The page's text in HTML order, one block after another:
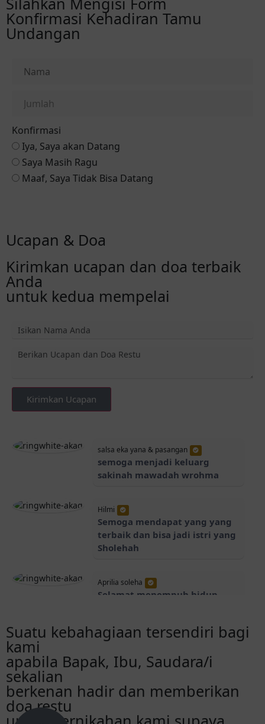
Konfirmasi Kehadiran Tamu
Undangan
Konfirmasi
Iya, Saya akan Datang
Saya Masih Ragu
Maaf, Saya Tidak Bisa Datang
Ucapan & Doa
Kirimkan ucapan dan doa terbaik
Anda
untuk kedua mempelai
Kirimkan Ucapan
salsa eka yana & pasangan
semoga menjadi keluarg
sakinah mawadah wrohma
Hilmi
Semoga mendapat yang yang
terbaik dan bisa jadi istri yang
Sholehah
Aprilia soleha
Selamat menempuh hidup
warahmah ❤️
tina afriana
selamat menempuh hidup baru ontyy
semoga bahagia selalu sakinah
mawaddah warahmah❤️❤️
Suatu kebahagiaan tersendiri bagi
kami
apabila Bapak, Ibu, Saudara/i
sekalian
berkenan hadir dan memberikan
doa restu